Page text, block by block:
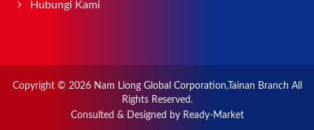
Hubungi Kami
Copyright © 2026 Nam Liong Global Corporation,Tainan Branch All
Rights Reserved.
Consulted & Designed by Ready-Market